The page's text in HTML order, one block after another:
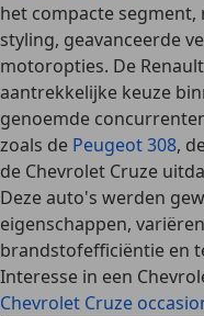
het compacte
styling, geavanceerde
motoropties. De
aantrekkelijke keuze
genoemde
zoals de Peugeot 308,
de Chevrolet Cruze
Deze auto's werden
eigenschappen,
brandstofefficiëntie en
Interesse in een
Chevrolet Cruze